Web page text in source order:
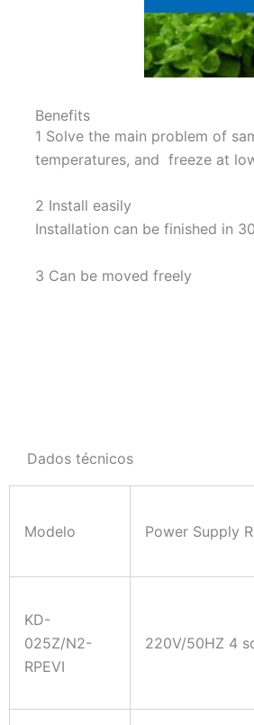
Benefits
1 Solve the main problem of
temperatures, and freeze at
2 Install easily
Installation can be finished in
3 Can be moved freely
Dados técnicos
Modelo Power Supply
KD-
025Z/N2-
RPEVI
220V/50HZ 4